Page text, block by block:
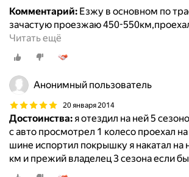
Комментарий: Езжу в основном по
зачастую проезжаю 450-
Читать ещё
Анонимный пользователь
20 января 2014
Достоинства:я отездил на ней 5
с авто просмотрел 1 колесо проехал
шине испортил покрышку я накатал на
км и прежий владелец 3 сезона если